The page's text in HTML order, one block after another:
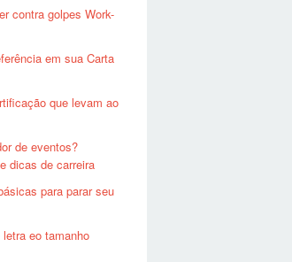
contra golpes Work-
em sua Carta
que levam ao
de eventos?
dicas de carreira
para parar seu
eo tamanho